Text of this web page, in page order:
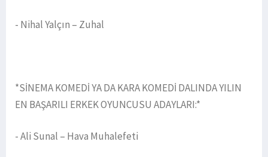
- Nihal Yalçın – Zuhal
*SİNEMA KOMEDİ YA DA KARA KOMEDİ DALINDA YILIN
EN BAŞARILI ERKEK OYUNCUSU ADAYLARI:*
- Ali Sunal – Hava Muhalefeti